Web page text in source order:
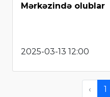
Mərkəzində olublar
2025-03-13 12:00
‹ 1